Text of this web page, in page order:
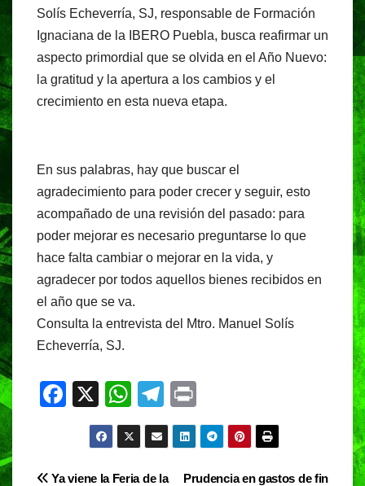
Solís Echeverría, SJ, responsable de Formación
Ignaciana de la IBERO Puebla, busca reafirmar un
aspecto primordial que se olvida en el Año Nuevo:
la gratitud y la apertura a los cambios y el
crecimiento en esta nueva etapa.
En sus palabras, hay que buscar el
agradecimiento para poder crecer y seguir, esto
acompañado de una revisión del pasado: para
poder mejorar es necesario preguntarse lo que
hace falta cambiar o mejorar en la vida, y
agradecer por todos aquellos bienes recibidos en
el año que se va.
Consulta la entrevista del Mtro. Manuel Solís
Echeverría, SJ.
F
e
X
W
h
at
s
T
el
e
gr
in
t
Prudencia en gastos de fin
Ya viene la Feria de la